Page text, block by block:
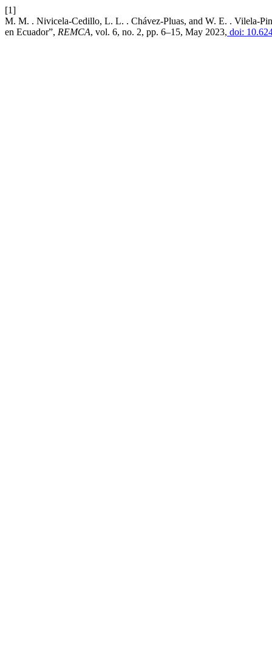
[1]
M. M. . Nivicela-Cedillo, L. L. . Chávez-Pluas, and W. E. . Vilela-
en Ecuador”, REMCA, vol. 6, no. 2, pp. 6–15, May 2023, doi: